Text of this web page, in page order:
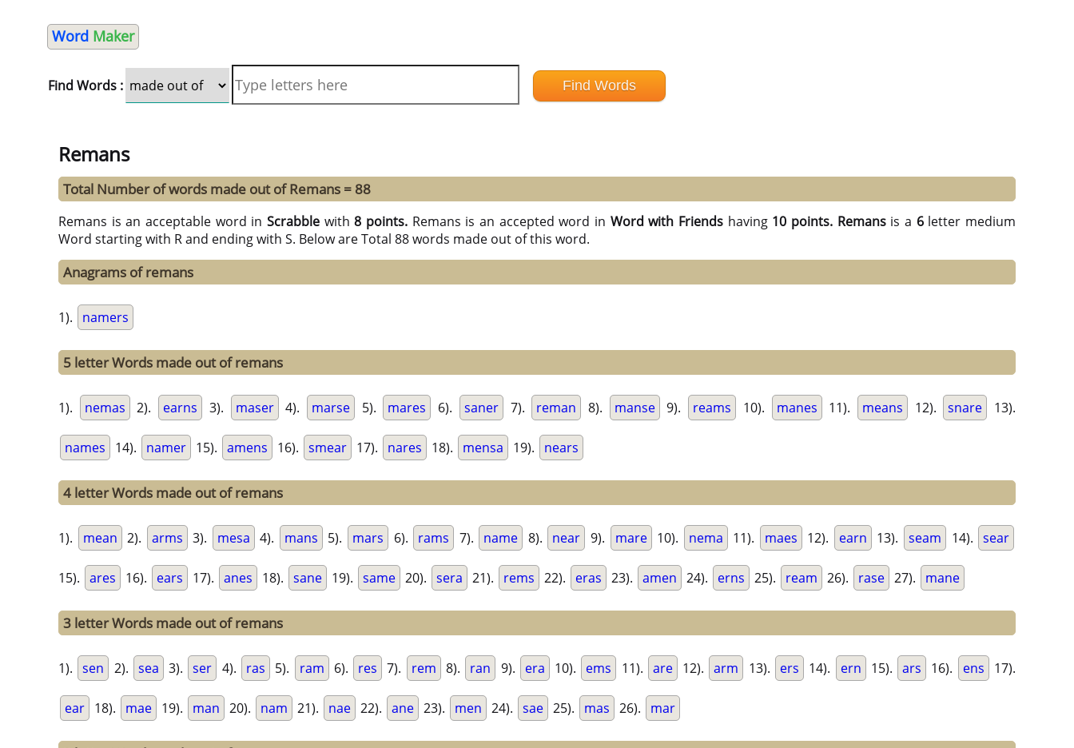
Word Maker
Find Words :
Remans
Total Number of words made out of Remans = 88
Remans is an acceptable word in Scrabble with8 points. Remans is an accepted word in Word with Friends having 10 points. Remansis a 6letter medium
Word starting with R and ending with S. Below are Total 88 words made out of this word.
Anagrams of remans
1). namers
5 letter Words made out of remans
1). nemas 2). earns 3). maser 4). marse 5). mares 6). saner 7). reman 8). manse 9). reams 10). manes 11). means 12). snare 13).
names 14). namer 15). amens 16). smear 17). nares 18). mensa 19). nears
4 letter Words made out of remans
1). mean 2). arms 3). mesa 4). mans 5). mars 6). rams 7). name 8). near 9). mare 10). nema 11). maes 12). earn 13). seam 14). sear
15). ares 16). ears 17). anes 18). sane 19). same 20). sera 21). rems 22). eras 23). amen 24). erns 25). ream 26). rase 27). mane
3 letter Words made out of remans
1). sen 2). sea 3). ser 4). ras 5). ram 6). res 7). rem 8). ran 9). era 10). ems 11). are 12). arm 13). ers 14). ern 15). ars 16). ens 17).
ear 18). mae 19). man 20). nam 21). nae 22). ane 23). men 24). sae 25). mas 26). mar